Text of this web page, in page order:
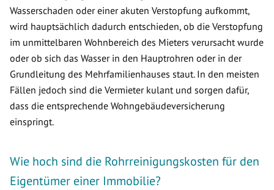
Wasserschaden oder einer akuten Verstopfung aufkommt,
wird hauptsächlich dadurch entschieden, ob die Verstopfung
im unmittelbaren Wohnbereich des Mieters verursacht wurde
oder ob sich das Wasser in den Hauptrohren oder in der
Grundleitung des Mehrfamilienhauses staut. In den meisten
Fällen jedoch sind die Vermieter kulant und sorgen dafür,
dass die entsprechende Wohngebäudeversicherung
einspringt.
Wie hoch sind die Rohrreinigungskosten für den
Eigentümer einer Immobilie?